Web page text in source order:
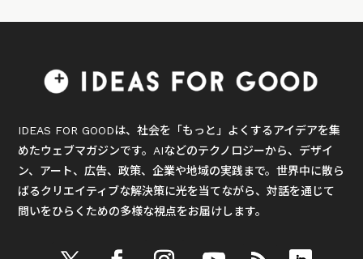
IDEAS FOR GOODは、社会を「もっと」よくするアイデアを集
めたウェブマガジンです。AIなどのテクノロジーから、デザイ
ン、アート、広告、政策、企業や地域の実践まで。世界中に散ら
ばるクリエイティブな解決策に光を当てながら、対話を通じて
問いをひらくための多様な視点をお届けします。